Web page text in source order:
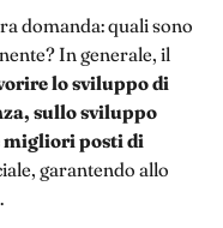
domanda: quali sono
In generale, il
lo sviluppo di
sullo sviluppo
migliori posti di
garantendo allo